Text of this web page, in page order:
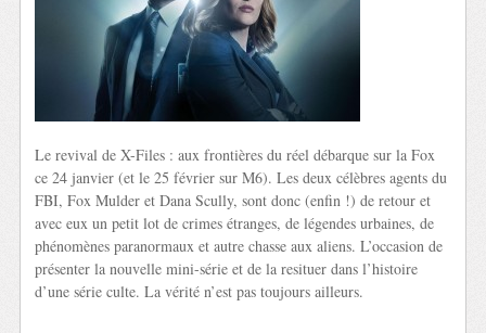
Le revival de X-Files : aux frontières du réel débarque sur la Fox
ce 24 janvier (et le 25 février sur M6). Les deux célèbres agents du
FBI, Fox Mulder et Dana Scully, sont donc (enfin !) de retour et
avec eux un petit lot de crimes étranges, de légendes urbaines, de
phénomènes paranormaux et autre chasse aux aliens. L’occasion de
présenter la nouvelle mini-série et de la resituer dans l’histoire
d’une série culte. La vérité n’est pas toujours ailleurs.